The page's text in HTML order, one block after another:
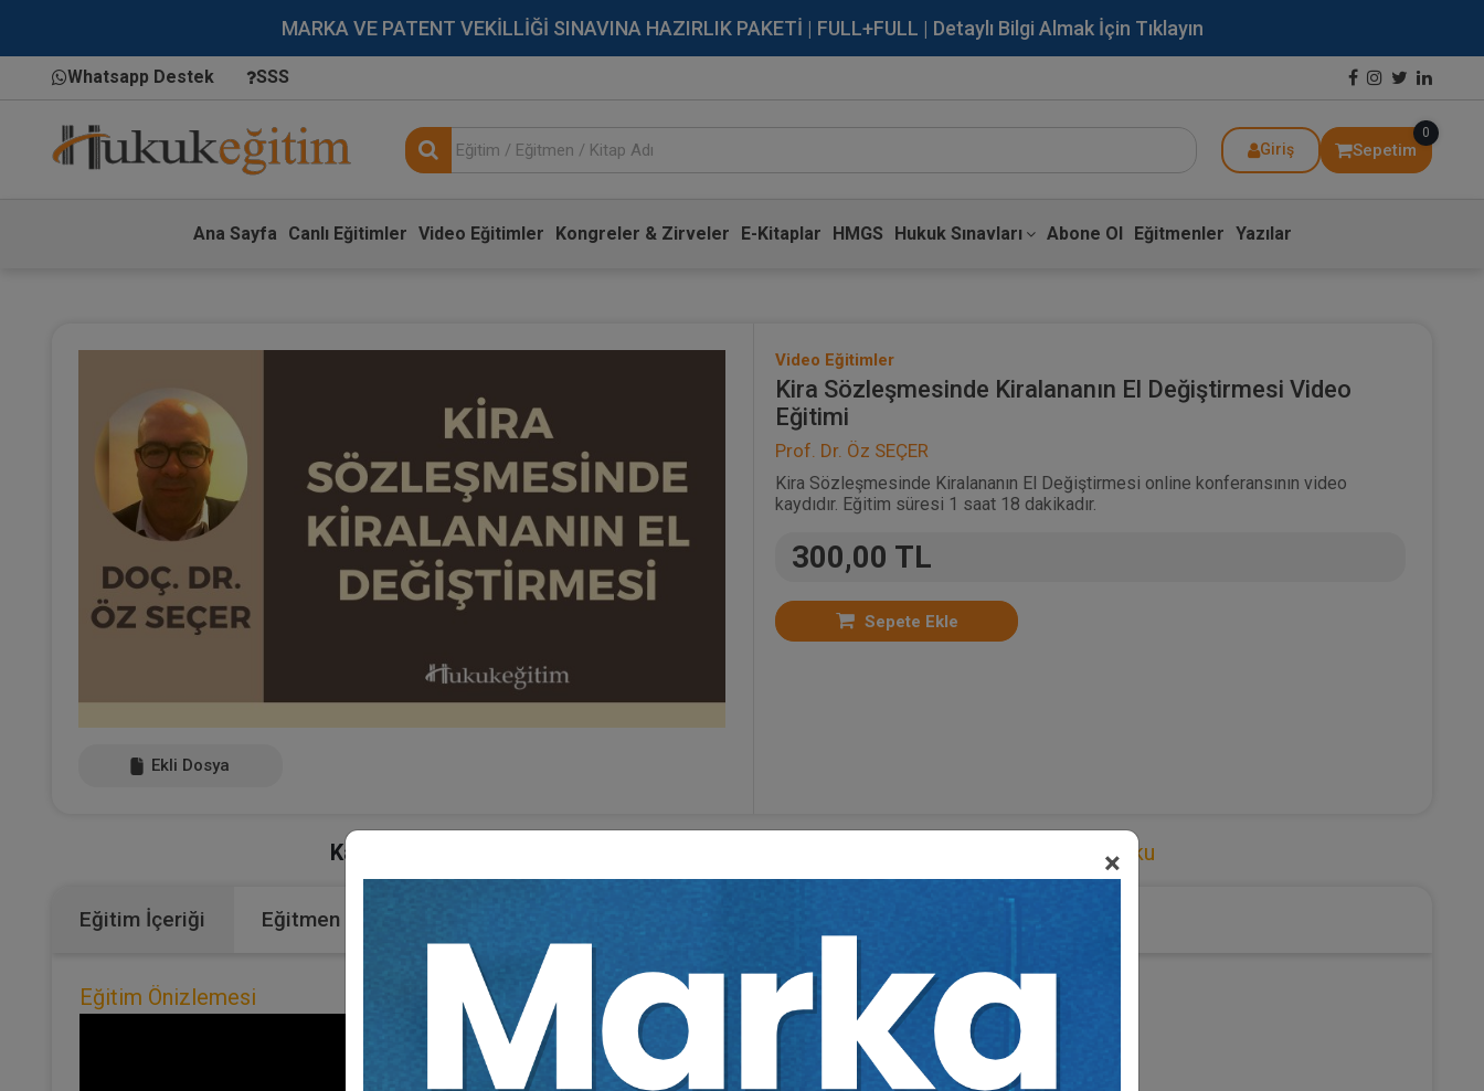
MARKA VE PATENT VEKİLLİĞİ SINAVINA HAZIRLIK PAKETİ | FULL+FULL | Detaylı Bilgi Almak İçin Tıklayın
Whatsapp Destek SSS
Giriş Sepetim
0
Ana Sayfa Canlı Eğitimler Video Eğitimler Kongreler & Zirveler E-Kitaplar HMGS Hukuk Sınavları Abone Ol Eğitmenler Yazılar
×
Ekli Dosya
Video Eğitimler
Kira Sözleşmesinde Kiralananın El Değiştirmesi Video
Eğitimi
Prof. Dr. Öz SEÇER
Kira Sözleşmesinde Kiralananın El Değiştirmesi online konferansının video
kaydıdır. Eğitim süresi 1 saat 18 dakikadır.
300,00 TL
Sepete Ekle
Kategoriler: Sözleşmeler Hukuku
Eğitim İçeriği Eğitmen
Eğitim Önizlemesi